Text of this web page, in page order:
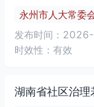
永州市人大常委
发布时间：
时效性：有效
湖南省社区治理